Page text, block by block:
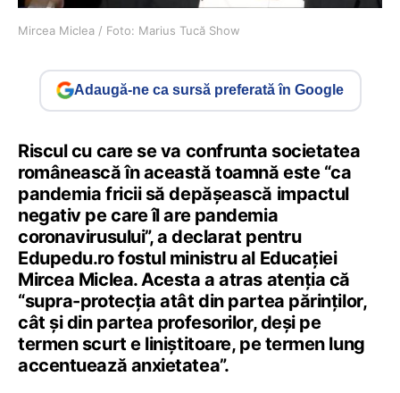
Mircea Miclea / Foto: Marius Tucă Show
Adaugă-ne ca sursă preferată în Google
Riscul cu care se va confrunta societatea
românească în această toamnă este “ca
pandemia fricii să depășească impactul
negativ pe care îl are pandemia
coronavirusului”, a declarat pentru
Edupedu.ro fostul ministru al Educației
Mircea Miclea. Acesta a atras atenția că
“supra-protecția atât din partea părinților,
cât și din partea profesorilor, deși pe
termen scurt e liniștitoare, pe termen lung
accentuează anxietatea”.